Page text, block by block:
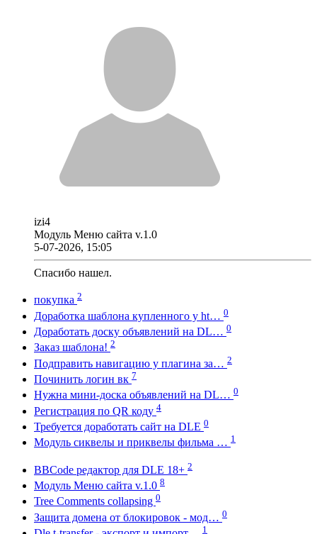
izi4
Модуль Меню сайта v.1.0
5-07-2026, 15:05
Спасибо нашел.
покупка 2
Доработка шаблона купленного у ht… 0
Доработать доску объявлений на DL… 0
Заказ шаблона! 2
Подправить навигацию у плагина за… 2
Починить логин вк 7
Нужна мини-доска объявлений на DL… 0
Регистрация по QR коду 4
Требуется доработать сайт на DLE 0
Модуль сиквелы и приквелы фильма … 1
BBCode редактор для DLE 18+ 2
Модуль Меню сайта v.1.0 8
Tree Comments collapsing 0
Защита домена от блокировок - мод… 0
1